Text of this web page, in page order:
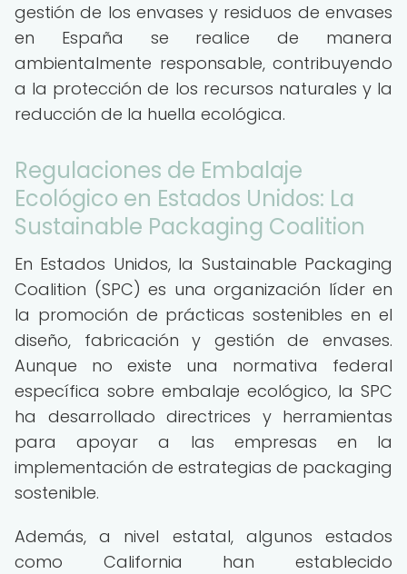
gestión de los envases y residuos de envases
en España se realice de manera
ambientalmente responsable, contribuyendo
a la protección de los recursos naturales y la
reducción de la huella ecológica.
Regulaciones de Embalaje
Ecológico en Estados Unidos: La
Sustainable Packaging Coalition
En Estados Unidos, la Sustainable Packaging
Coalition (SPC) es una organización líder en
la promoción de prácticas sostenibles en el
diseño, fabricación y gestión de envases.
Aunque no existe una normativa federal
específica sobre embalaje ecológico, la SPC
ha desarrollado directrices y herramientas
para apoyar a las empresas en la
implementación de estrategias de packaging
sostenible.
Además, a nivel estatal, algunos estados
como California han establecido